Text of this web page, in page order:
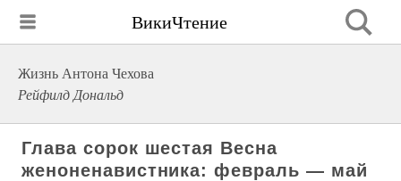
ВикиЧтение
Жизнь Антона Чехова
Рейфилд Дональд
Глава сорок шестая Весна
женоненавистника: февраль — май